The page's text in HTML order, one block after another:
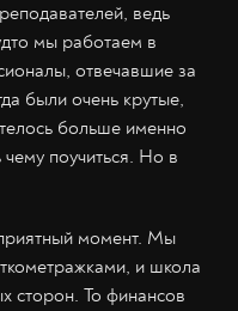
ведь
мы работаем в
отвечавшие за
были очень крутые,
больше именно
чему поучиться. Но в
момент. Мы
и школа
сторон. То финансов